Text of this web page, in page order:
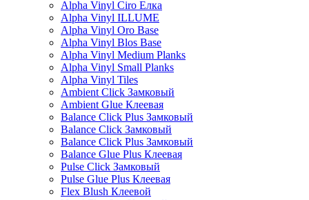
Alpha Vinyl Ciro Елка
Alpha Vinyl ILLUME
Alpha Vinyl Oro Base
Alpha Vinyl Blos Base
Alpha Vinyl Medium Planks
Alpha Vinyl Small Planks
Alpha Vinyl Tiles
Ambient Click Замковый
Ambient Glue Клеевая
Balance Click Plus Замковый
Balance Click Замковый
Balance Click Plus Замковый
Balance Glue Plus Клеевая
Pulse Click Замковый
Pulse Glue Plus Клеевая
Flex Blush Клеевой